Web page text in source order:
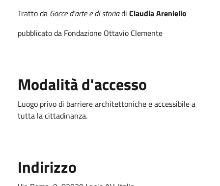
Tratto da Gocce d'arte e di storiadi Claudia Areniello
pubblicato da Fondazione Ottavio Clemente
Modalità d'accesso
Luogo privo di barriere architettoniche e accessibile a
tutta la cittadinanza.
Indirizzo